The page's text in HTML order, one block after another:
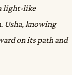
light-like
Usha, knowing
on its path and